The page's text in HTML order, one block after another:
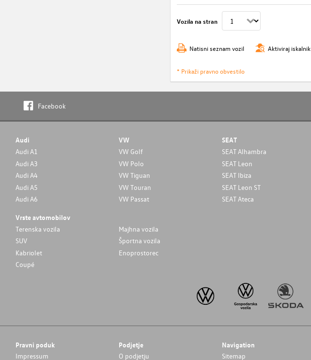
Vozila na stran
Natisni seznam vozil Aktiviraj iskalnik
* Prikaži pravno obvestilo
Facebook
Audi
Audi A1
Audi A3
Audi A4
Audi A5
Audi A6
VW
VW Golf
VW Polo
VW Tiguan
VW Touran
VW Passat
SEAT
SEAT Alhambra
SEAT Leon
SEAT Ibiza
SEAT Leon ST
SEAT Ateca
Vrste avtomobilov
Terenska vozila
Majhna vozila
SUV
Športna vozila
Kabriolet
Enoprostorec
Coupé
Pravni poduk
Impressum
Podjetje
O podjetju
Navigation
Sitemap